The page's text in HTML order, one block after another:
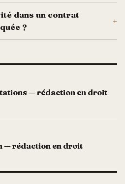
dans un contrat
?
+
— rédaction en droit
— rédaction en droit